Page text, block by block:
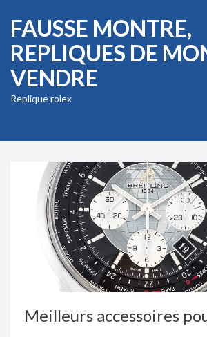
FAUSSE MONTRE,
REPLIQUES DE
VENDRE
Replique rolex
Meilleurs accessoires